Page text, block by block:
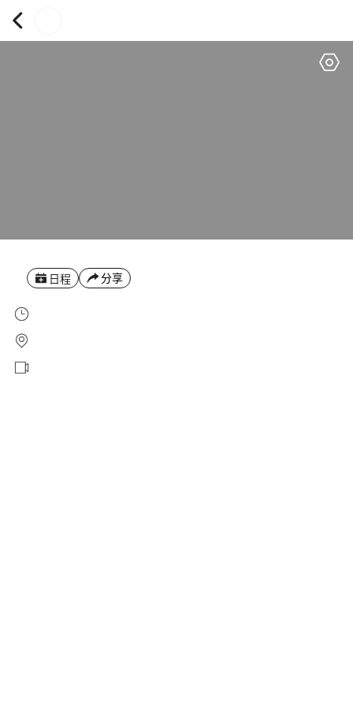
日程 分享